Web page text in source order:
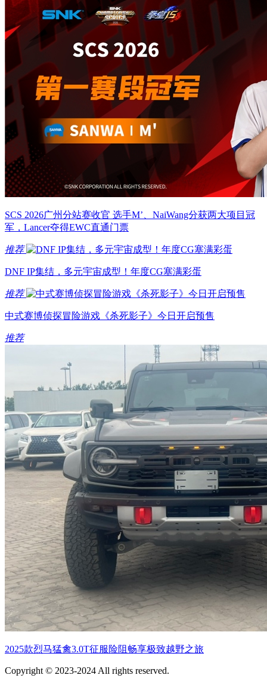
SCS 2026广州分站赛收官 选手M’、NaiWang分获两大项目冠
军，Lancer夺得EWC直通门票
推荐
DNF IP集结，多元宇宙成型！年度CG塞满彩蛋
推荐
中式赛博侦探冒险游戏《杀死影子》今日开启预售
推荐
2025款烈马猛禽3.0T征服险阻畅享极致越野之旅
Copyright © 2023-2024 All rights reserved.